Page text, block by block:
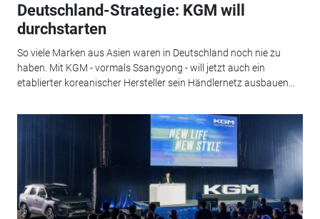
Deutschland-Strategie: KGM will
durchstarten
So viele Marken aus Asien waren in Deutschland noch nie zu
haben. Mit KGM - vormals Ssangyong - will jetzt auch ein
etablierter koreanischer Hersteller sein Händlernetz ausbauen...